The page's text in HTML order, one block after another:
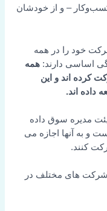
– و از خودشان
خود را در همه
همه
کرده اند و این
مدیره سوق داده
و به آنها اجازه می
کنند.
شرکت های مختلف در